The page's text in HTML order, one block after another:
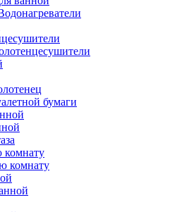
бумаги
комнату
комнату